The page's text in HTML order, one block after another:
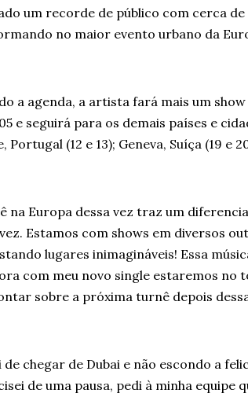
um recorde de público com cerca de
no maior evento urbano da
a agenda, a artista fará mais um
e seguirá para os demais países e
Portugal (12 e 13); Geneva, Suíça (19 e
na Europa dessa vez traz um
Estamos com shows em diversos
lugares inimagináveis! Essa
com meu novo single estaremos no
sobre a próxima turnê depois
de chegar de Dubai e não escondo a
de uma pausa, pedi à minha equipe